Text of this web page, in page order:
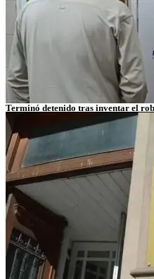
Terminó detenido tras inventar el